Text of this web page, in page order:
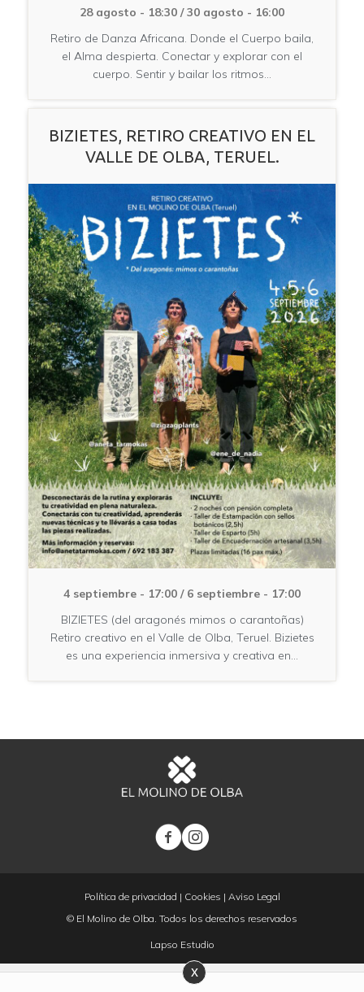
28 agosto - 18:30 /30 agosto - 16:00
Retiro de Danza Africana. Donde el Cuerpo baila,
el Alma despierta. Conectar y explorar con el
cuerpo. Sentir y bailar los ritmos…
BIZIETES, RETIRO CREATIVO EN EL
VALLE DE OLBA, TERUEL.
4 septiembre - 17:00 / 6 septiembre - 17:00
BIZIETES (del aragonés mimos o carantoñas)
Retiro creativo en el Valle de Olba, Teruel. Bizietes
es una experiencia inmersiva y creativa en…
Política de privacidad | Cookies | Aviso Legal
© El Molino de Olba. Todos los derechos reservados
Lapso Estudio